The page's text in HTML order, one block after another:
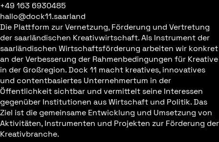
+49 163 6930485
hallo@dock11.saarland
Die Plattform zur Vernetzung, Förderung und Vertretung
der saarländischen Kreativwirtschaft. Als Instrument der
saarländischen Wirtschaftsförderung arbeiten wir konkret
an der Verbesserung der Rahmenbedingungen für Kreative
in der Großregion. Dock 11 macht kreatives, innovatives
und contentbasiertes Unternehmertum in der
Öffentlichkeit sichtbar und vermittelt seine Interessen
gegenüber Institutionen aus Wirtschaft und Politik. Das
Ziel ist die gemeinsame Entwicklung und Umsetzung von
Aktivitäten, Instrumenten und Projekten zur Förderung der
Kreativbranche.